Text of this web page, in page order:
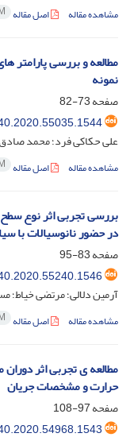
مشاهده مقاله اصل مقاله
مطالعه و بررسی پارامتر
نمونه
صفحه73-82
علی حکاکی فرد؛ محمد
مشاهده مقاله اصل مقاله
بررسی تجربی اثر نوع
در حضور نانوسیالات با
صفحه83-95
آرمین دلالی؛ مرتضی خیاط؛
مشاهده مقاله اصل مقاله
مطالعه ی تجربی اثر
حرارت و مشخصات جریان
صفحه97-108